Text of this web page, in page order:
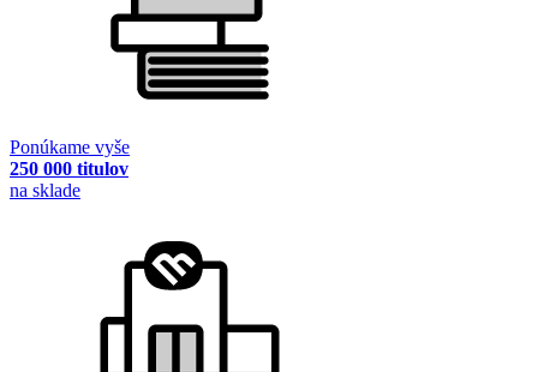
Ponúkame vyše
250 000 titulov
na sklade